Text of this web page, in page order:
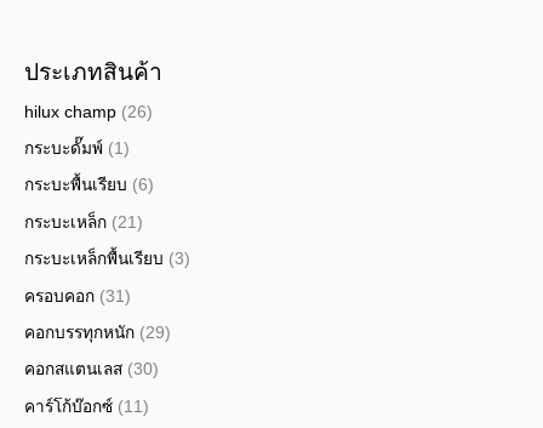
ประเภทสินค้า
hilux champ (26)
กระบะดั๊มพ์ (1)
กระบะพื้นเรียบ (6)
กระบะเหล็ก (21)
กระบะเหล็กพื้นเรียบ (3)
ครอบคอก (31)
คอกบรรทุกหนัก (29)
คอกสแตนเลส (30)
คาร์โก้บ๊อกซ์ (11)